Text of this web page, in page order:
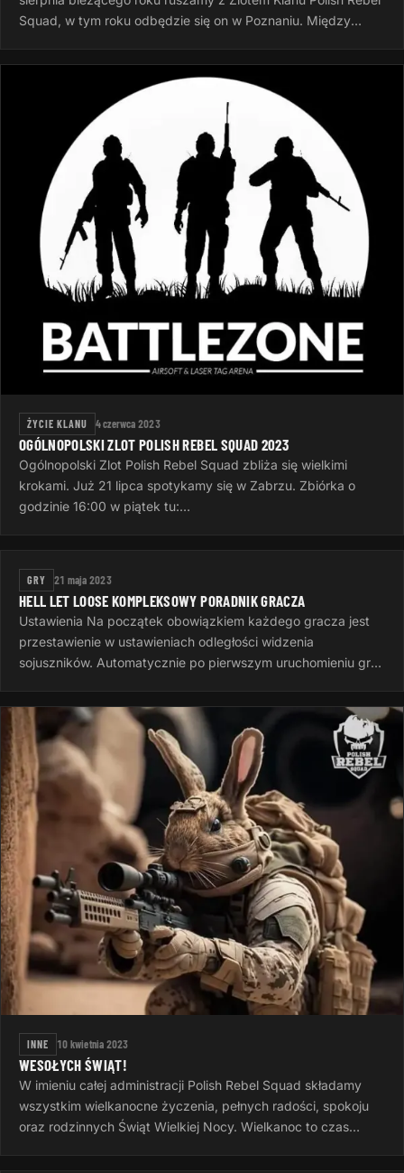
Squad, w tym roku odbędzie się on w Poznaniu. Między
ŻYCIE KLANU 4 czerwca 2023
OGÓLNOPOLSKI ZLOT POLISH REBEL SQUAD 2023
Ogólnopolski Zlot Polish Rebel Squad zbliża się wielkimi
krokami. Już 21 lipca spotykamy się w Zabrzu. Zbiórka o
godzinie 16:00 w piątek tu:
GRY 21 maja 2023
HELL LET LOOSE KOMPLEKSOWY PORADNIK GRACZA
Ustawienia Na początek obowiązkiem każdego gracza jest
przestawienie w ustawieniach odległości widzenia
sojuszników. Automatycznie po pierwszym uruchomieniu gry
INNE 10 kwietnia 2023
WESOŁYCH ŚWIĄT!
W imieniu całej administracji Polish Rebel Squad składamy
wszystkim wielkanocne życzenia, pełnych radości, spokoju
oraz rodzinnych Świąt Wielkiej Nocy. Wielkanoc to czas